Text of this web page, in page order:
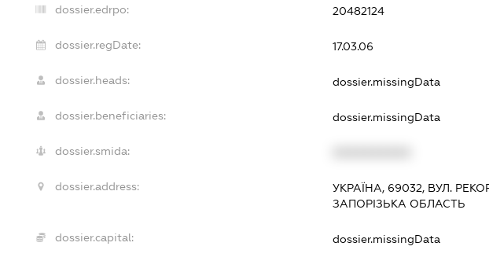
dossier.edrpo: 20482124
dossier.regDate: 17.03.06
dossier.heads: dossier.missingData
dossier.beneficiaries: dossier.missingData
dossier.smida:
dossier.address:
УКРАЇНА, 69032, ВУЛ.
ЗАПОРІЗЬКА ОБЛАСТЬ
dossier.capital: dossier.missingData